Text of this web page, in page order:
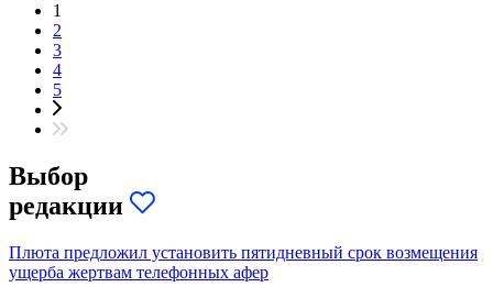
1
2
3
4
5
Выбор
редакции
Плюта предложил установить пятидневный срок возмещения
ущерба жертвам телефонных афер